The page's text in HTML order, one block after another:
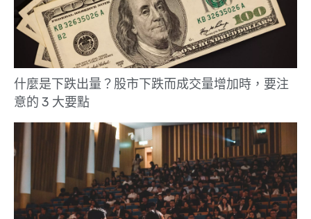
什麼是下跌出量？股市下跌而成交量增加時，要注
意的 3 大要點